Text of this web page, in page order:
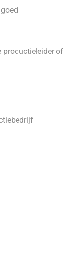
productieleider of